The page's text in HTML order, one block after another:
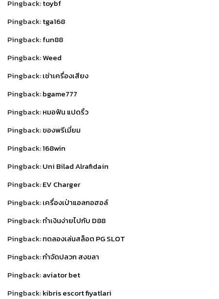
Pingback:toybf
Pingback:tga168
Pingback:fun88
Pingback:Weed
Pingback:เช่าเครื่องเสียง
Pingback:bgame777
Pingback:หมอฟัน แปดริ้ว
Pingback:ของพรีเมี่ยม
Pingback:168win
Pingback:Uni Bilad Alrafidain
Pingback:EV Charger
Pingback:เครื่องเป่าแอลกอฮอล์
Pingback:ทำเงินง่ายไปกับ D88
Pingback:ทดลองเล่นสล็อต PG SLOT
Pingback:กำจัดปลวก สงขลา
Pingback:aviator bet
Pingback:kibris escort fiyatlari